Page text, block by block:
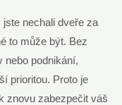
nechali dveře za
to může být. Bez
nebo podnikání,
prioritou. Proto je
znovu zabezpečit váš